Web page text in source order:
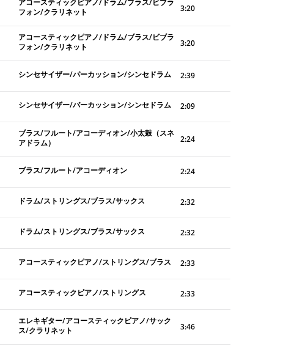
フォン/クラリネット
3:20
アコースティックピアノ/ドラム/ブラス/ビブラ
フォン/クラリネット
3:20
シンセサイザー/パーカッション/シンセドラム 2:39
シンセサイザー/パーカッション/シンセドラム 2:09
ブラス/フルート/アコーディオン/小太鼓（スネ
アドラム）
2:24
ブラス/フルート/アコーディオン 2:24
ドラム/ストリングス/ブラス/サックス 2:32
ドラム/ストリングス/ブラス/サックス 2:32
アコースティックピアノ/ストリングス/ブラス 2:33
アコースティックピアノ/ストリングス 2:33
エレキギター/アコースティックピアノ/サック
ス/クラリネット
3:46